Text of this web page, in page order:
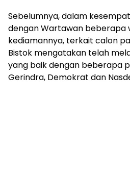
Sebelumnya, dalam
dengan Wartawan beberapa
kediamannya, terkait calon
Bistok mengatakan telah
yang baik dengan beberapa
Gerindra, Demokrat dan